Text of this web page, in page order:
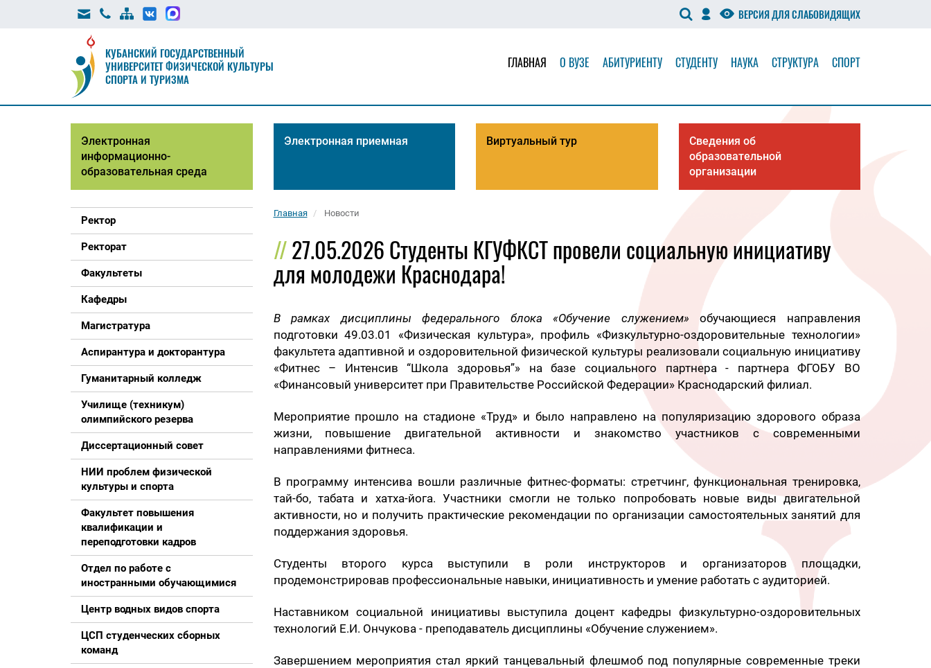
ВЕРСИЯ ДЛЯ СЛАБОВИДЯЩИХ
КУБАНСКИЙ ГОСУДАРСТВЕННЫЙ
УНИВЕРСИТЕТ ФИЗИЧЕСКОЙ КУЛЬТУРЫ
СПОРТА И ТУРИЗМА
ГЛАВНАЯ О ВУЗЕ АБИТУРИЕНТУ СТУДЕНТУ НАУКА СТРУКТУРА СПОРТ
Электронная
информационно-
образовательная среда
Электронная приемная Виртуальный тур
Сведения об
образовательной
организации
Ректор
Ректорат
Факультеты
Кафедры
Магистратура
Аспирантура и докторантура
Гуманитарный колледж
Училище (техникум)
олимпийского резерва
Диссертационный совет
НИИ проблем физической
культуры и спорта
Факультет повышения
квалификации и
переподготовки кадров
Отдел по работе с
иностранными обучающимися
Центр водных видов спорта
ЦСП студенческих сборных
команд
Главная Новости
27.05.2026 Студенты КГУФКСТ провели социальную инициативу
для молодежи Краснодара!
В рамках дисциплины федерального блока «Обучение служением» обучающиеся направления
подготовки 49.03.01 «Физическая культура», профиль «Физкультурно-оздоровительные технологии»
факультета адаптивной и оздоровительной физической культуры реализовали социальную инициативу
«Фитнес – Интенсив “Школа здоровья”» на базе социального партнера - партнера ФГОБУ ВО
«Финансовый университет при Правительстве Российской Федерации» Краснодарский филиал.
Мероприятие прошло на стадионе «Труд» и было направлено на популяризацию здорового образа
жизни, повышение двигательной активности и знакомство участников с современными
направлениями фитнеса.
В программу интенсива вошли различные фитнес-форматы: стретчинг, функциональная тренировка,
тай-бо, табата и хатха-йога. Участники смогли не только попробовать новые виды двигательной
активности, но и получить практические рекомендации по организации самостоятельных занятий для
поддержания здоровья.
Студенты второго курса выступили в роли инструкторов и организаторов площадки,
продемонстрировав профессиональные навыки, инициативность и умение работать с аудиторией.
Наставником социальной инициативы выступила доцент кафедры физкультурно-оздоровительных
технологий Е.И. Ончукова - преподаватель дисциплины «Обучение служением».
Завершением мероприятия стал яркий танцевальный флешмоб под популярные современные треки